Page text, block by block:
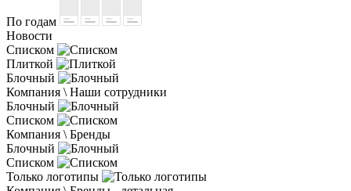
По годам
Новости
Списком
Плиткой
Блочный
Компания \ Наши сотрудники
Блочный
Списком
Компания \ Бренды
Блочный
Списком
Только логотипы